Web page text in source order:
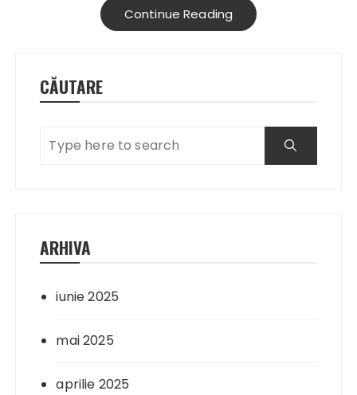
Continue Reading
CĂUTARE
ARHIVA
iunie 2025
mai 2025
aprilie 2025